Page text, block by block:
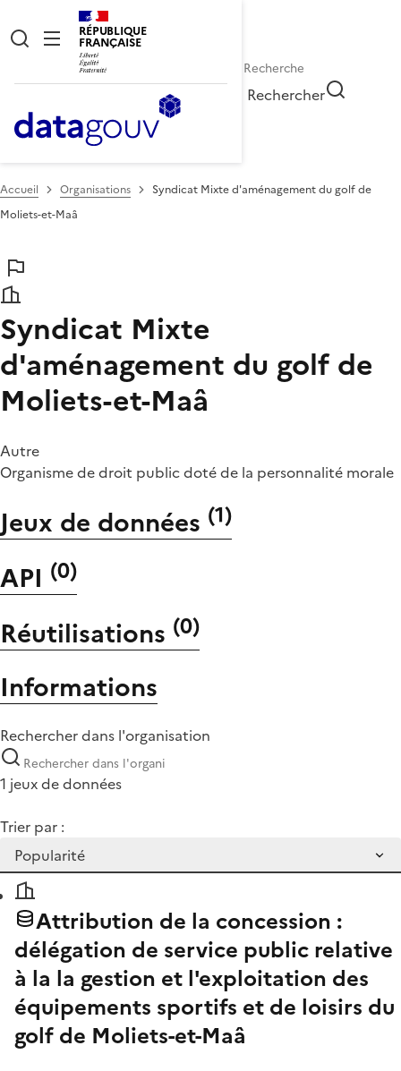
RÉPUBLIQUE
FRANÇAISE
Rechercher
Accueil Organisations
Syndicat Mixte d'aménagement du golf de
Moliets-et-Maâ
Syndicat Mixte
d'aménagement du golf de
Moliets-et-Maâ
Autre
Organisme de droit public doté de la personnalité morale
Jeux de données (1)
API (0)
Réutilisations (0)
Informations
Rechercher dans l'organisation
1 jeux de données
Trier par :
Attribution de la concession :
délégation de service public relative
à la la gestion et l'exploitation des
équipements sportifs et de loisirs du
golf de Moliets-et-Maâ